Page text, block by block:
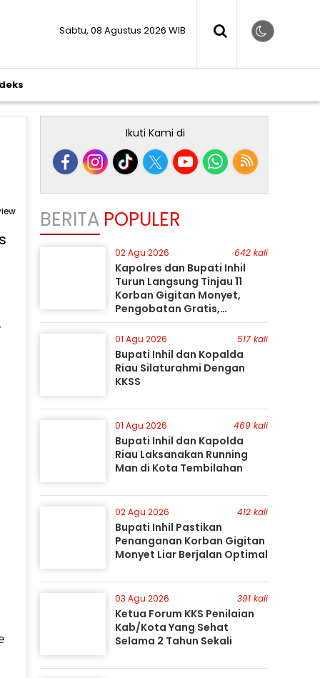
Sabtu, 08 Agustus 2026 WIB
Ikuti Kami di
BERITA POPULER
02 Agu 2026 642 kali
Kapolres dan Bupati Inhil
Turun Langsung Tinjau 11
Korban Gigitan Monyet,
Pengobatan Gratis,
Perburuan Terus Berlanjut
01 Agu 2026 517 kali
Bupati Inhil dan Kopalda
Riau Silaturahmi Dengan
KKSS
01 Agu 2026 469 kali
Bupati Inhil dan Kapolda
Riau Laksanakan Running
Man di Kota Tembilahan
02 Agu 2026 412 kali
Bupati Inhil Pastikan
Penanganan Korban Gigitan
Monyet Liar Berjalan Optimal
03 Agu 2026 391 kali
Ketua Forum KKS Penilaian
Kab/Kota Yang Sehat
Selama 2 Tahun Sekali